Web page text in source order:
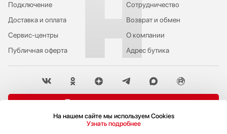
Подключение
Публичная оферта
Сервис-центры
Доставка и оплата
Сотрудничество
Возврат и обмен
О компании
Адрес бутика
Пожаловаться руководству
Политика конфиденциальности
На нашем сайте мы используем Cookies
Узнать подробнее